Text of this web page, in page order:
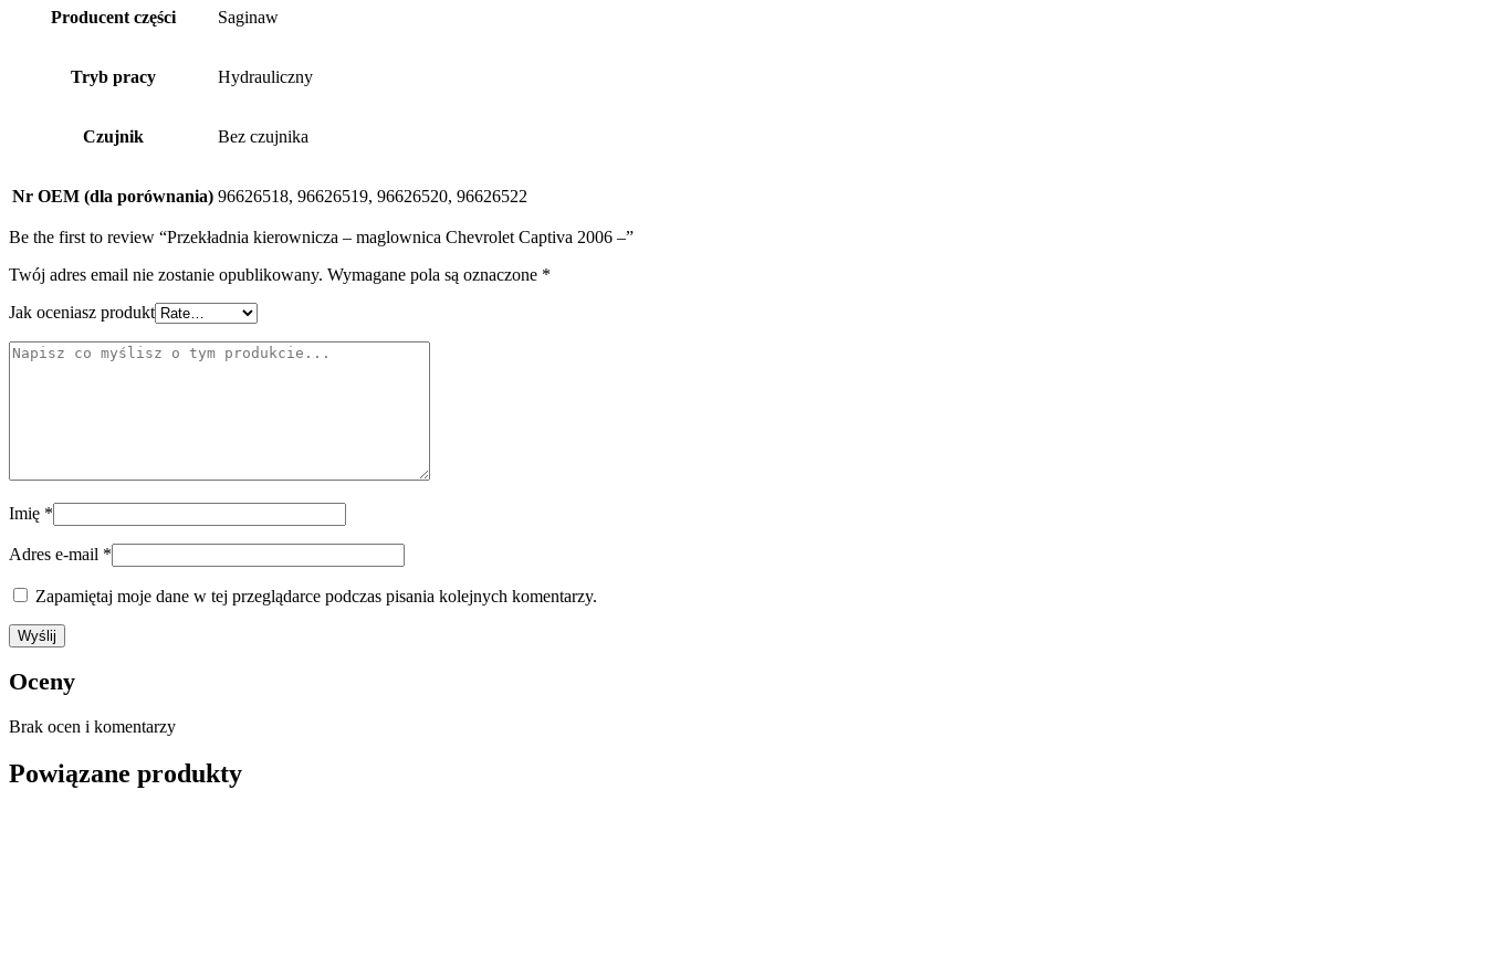
Producent części Saginaw
Tryb pracy Hydrauliczny
Czujnik Bez czujnika
Nr OEM (dla porównania) 96626518, 96626519, 96626520, 96626522
Be the first to review “Przekładnia kierownicza – maglownica Chevrolet Captiva 2006 –”
Twój adres email nie zostanie opublikowany. Wymagane pola są oznaczone *
Jak oceniasz produkt
Imię *
Adres e-mail *
Zapamiętaj moje dane w tej przeglądarce podczas pisania kolejnych komentarzy.
Oceny
Brak ocen i komentarzy
Powiązane produkty